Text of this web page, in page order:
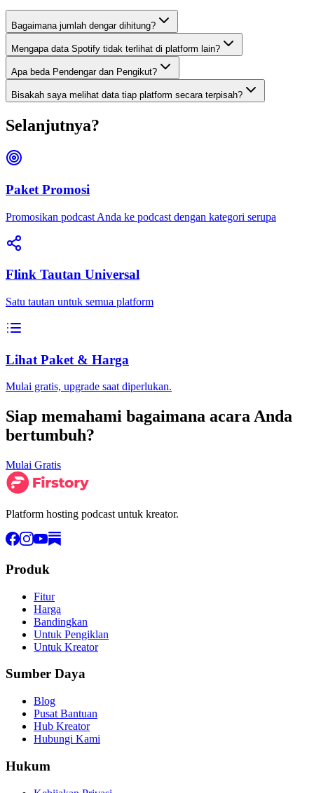
Bagaimana jumlah dengar dihitung?
Mengapa data Spotify tidak terlihat di platform lain?
Apa beda Pendengar dan Pengikut?
Bisakah saya melihat data tiap platform secara terpisah?
Selanjutnya?
Paket Promosi
Promosikan podcast Anda ke podcast dengan kategori serupa
Flink Tautan Universal
Satu tautan untuk semua platform
Lihat Paket & Harga
Mulai gratis, upgrade saat diperlukan.
Siap memahami bagaimana acara Anda
bertumbuh?
Mulai Gratis
Platform hosting podcast untuk kreator.
Produk
Fitur
Harga
Bandingkan
Untuk Pengiklan
Untuk Kreator
Sumber Daya
Blog
Pusat Bantuan
Hub Kreator
Hubungi Kami
Hukum